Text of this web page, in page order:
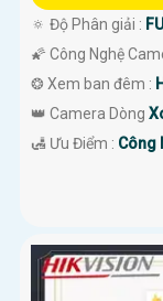
🔅 Độ Phân giải :
🌠 Công Nghệ
❂ Xem ban đêm :
👑 Camera Dòng
️🛃 Ưu Điểm : Công